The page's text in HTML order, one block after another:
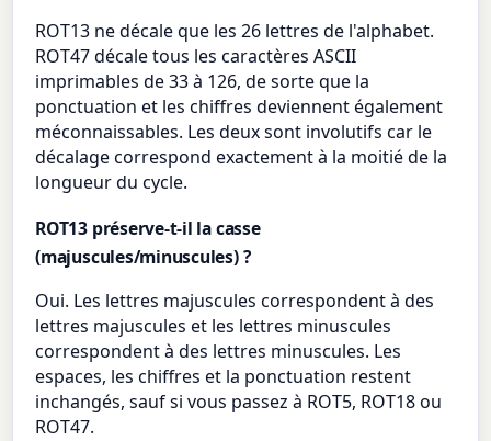
ROT13 ne décale que les 26 lettres de l'alphabet.
ROT47 décale tous les caractères ASCII
imprimables de 33 à 126, de sorte que la
ponctuation et les chiffres deviennent également
méconnaissables. Les deux sont involutifs car le
décalage correspond exactement à la moitié de la
longueur du cycle.
ROT13 préserve-t-il la casse
(majuscules/minuscules) ?
Oui. Les lettres majuscules correspondent à des
lettres majuscules et les lettres minuscules
correspondent à des lettres minuscules. Les
espaces, les chiffres et la ponctuation restent
inchangés, sauf si vous passez à ROT5, ROT18 ou
ROT47.